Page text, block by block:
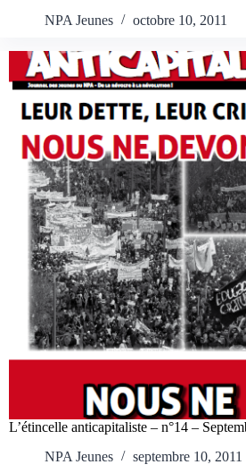
NPA Jeunes
octobre 10, 2011
L’étincelle anticapitaliste – n°14 –
NPA Jeunes
septembre 10, 2011